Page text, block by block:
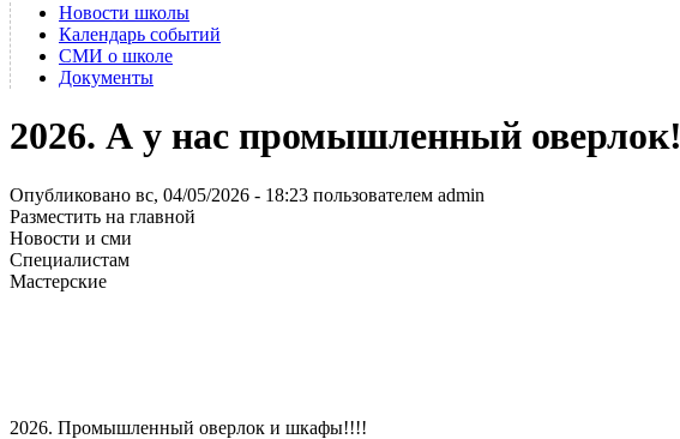
Новости школы
Календарь событий
СМИ о школе
Документы
2026. А у нас промышленный оверлок!
Опубликовано вс, 04/05/2026 - 18:23 пользователем admin
Разместить на главной
Новости и сми
Специалистам
Мастерские
2026. Промышленный оверлок и шкафы!!!!